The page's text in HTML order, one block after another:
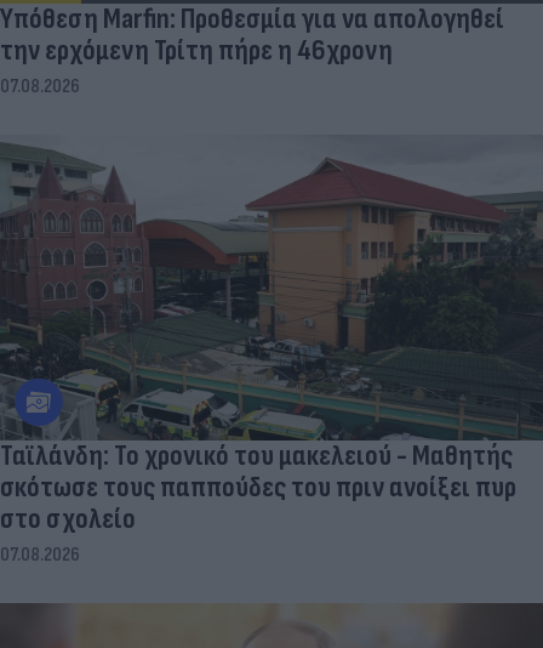
Υπόθεση Marfin: Προθεσμία για να απολογηθεί
την ερχόμενη Τρίτη πήρε η 46χρονη
07.08.2026
Ταϊλάνδη: Το χρονικό του μακελειού - Μαθητής
σκότωσε τους παππούδες του πριν ανοίξει πυρ
στο σχολείο
07.08.2026